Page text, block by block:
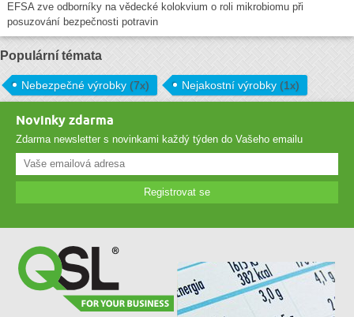
EFSA zve odborníky na vědecké kolokvium o roli mikrobiomu při
posuzování bezpečnosti potravin
Populární témata
Nebezpečné výrobky (7x) Nejakostní výrobky (1x)
Novinky zdarma
Zdarma newsletter s novinkami každý týden do Vašeho emailu
Registrovat se